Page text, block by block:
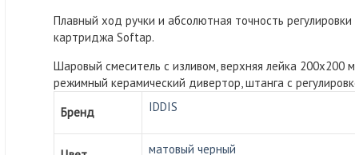
чёрный)
Плавный ход ручки и абсолютная точность
картриджа Softap.
Шаровый смеситель с изливом, верхняя лейка
режимный керамический дивертор, штанга с
Бренд
IDDIS
матовый черный